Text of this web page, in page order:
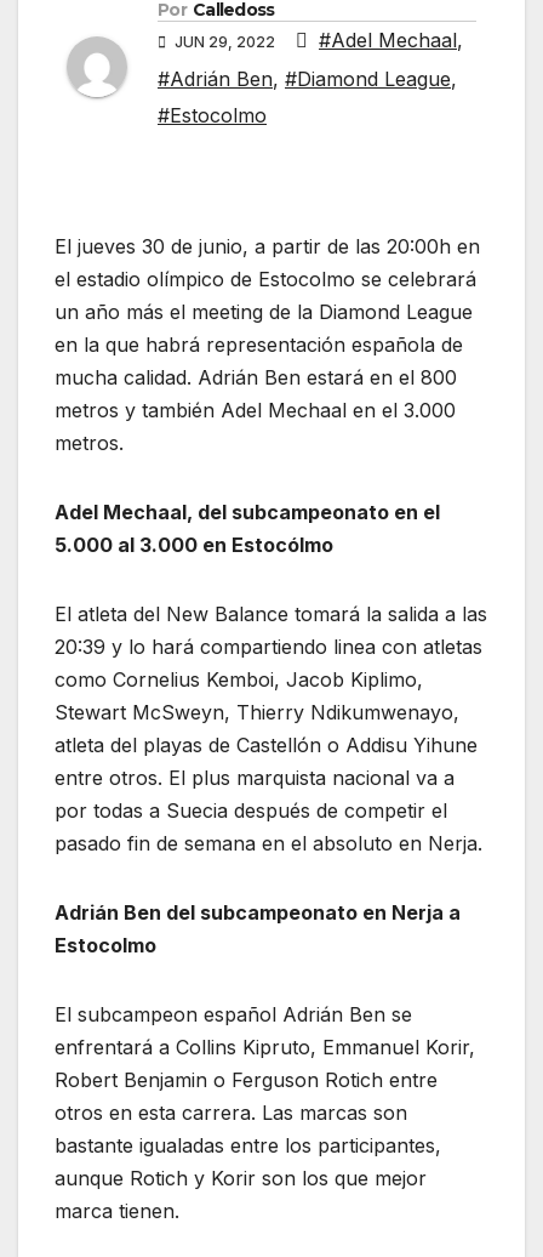
Por Calledoss
JUN 29, 2022 #Adel Mechaal,
#Adrián Ben, #Diamond League,
#Estocolmo
El jueves 30 de junio, a partir de las 20:00h en
el estadio olímpico de Estocolmo se celebrará
un año más el meeting de la Diamond League
en la que habrá representación española de
mucha calidad. Adrián Ben estará en el 800
metros y también Adel Mechaal en el 3.000
metros.
Adel Mechaal, del subcampeonato en el
5.000 al 3.000 en Estocólmo
El atleta del New Balance tomará la salida a las
20:39 y lo hará compartiendo linea con atletas
como Cornelius Kemboi, Jacob Kiplimo,
Stewart McSweyn, Thierry Ndikumwenayo,
atleta del playas de Castellón o Addisu Yihune
entre otros. El plus marquista nacional va a
por todas a Suecia después de competir el
pasado fin de semana en el absoluto en Nerja.
Adrián Ben del subcampeonato en Nerja a
Estocolmo
El subcampeon español Adrián Ben se
enfrentará a Collins Kipruto, Emmanuel Korir,
Robert Benjamin o Ferguson Rotich entre
otros en esta carrera. Las marcas son
bastante igualadas entre los participantes,
aunque Rotich y Korir son los que mejor
marca tienen.